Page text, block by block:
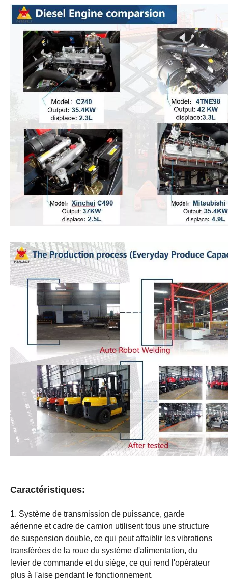
Caractéristiques:
1. Système de transmission de puissance, garde
aérienne et cadre de camion utilisent tous une structure
de suspension double, ce qui peut affaiblir les vibrations
transférées de la roue du système d'alimentation, du
levier de commande et du siège, ce qui rend l'opérateur
plus à l'aise pendant le fonctionnement.